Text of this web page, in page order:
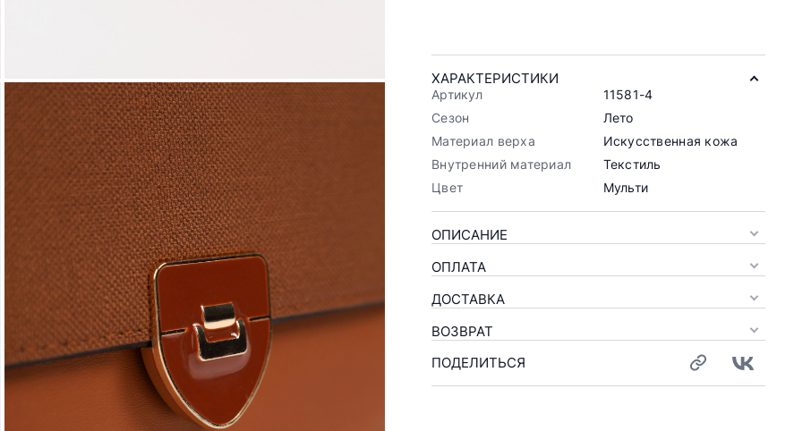
ХАРАКТЕРИСТИКИ
Артикул
11581-4
Сезон
Лето
Материал верха
Искусственная кожа
Внутренний материал
Текстиль
Цвет
Мульти
ОПИСАНИЕ
ОПЛАТА
ДОСТАВКА
ВОЗВРАТ
ПОДЕЛИТЬСЯ